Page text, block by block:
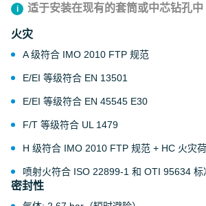
适于安装在现有的套筒或中芯钻孔中
火灾
A 级符合 IMO 2010 FTP 规范
E/EI 等级符合 EN 13501
E/EI 等级符合 EN 45545 E30
F/T 等级符合 UL 1479
H 级符合 IMO 2010 FTP 规范 + HC 火灾
喷射火符合 ISO 22899-1 和 OTI 95634 标
密封性